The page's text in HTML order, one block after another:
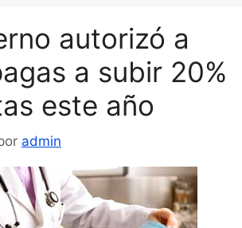
autorizó a
a subir 20%
este año
admin